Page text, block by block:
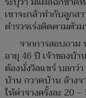
เขาจะกล้าทำกับลูก
ตำรวจเร่งติดตามตัว
จากการสอบถา
อายุ 46 ปี เจ้าของบ้
ต้องนั่งวิลแชร์ บอกว่
บ้าน กวาดบ้าน ล้างจ
ให้ค่าจางครั้งละ 20